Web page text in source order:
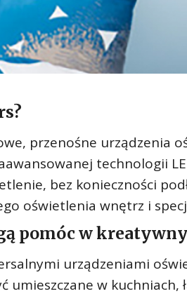
przenośne urządzenia
technologii
bez konieczności
oświetlenia wnętrz i
pomóc w
urządzeniami
umieszczane w kuchniach,